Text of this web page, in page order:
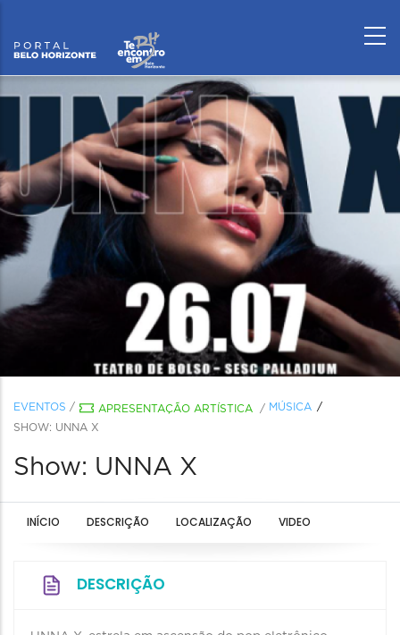
EVENTOS / APRESENTAÇÃO ARTÍSTICA / MÚSICA
SHOW: UNNA X
Show: UNNA X
INÍCIO DESCRIÇÃO LOCALIZAÇÃO VIDEO
DESCRIÇÃO